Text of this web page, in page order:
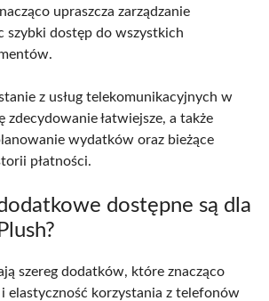
upraszcza zarządzanie
szybki dostęp do wszystkich
z usług telekomunikacyjnych w
zdecydowanie łatwiejsze, a także
wydatków oraz bieżące
płatności.
dostępne są dla
szereg dodatków, które znacząco
elastyczność korzystania z telefonów